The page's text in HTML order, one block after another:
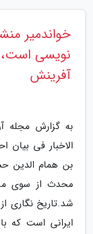
خواندمیر
نویسی است،
آفرینش
به گزارش مجله
الاخبار فی بیان
بن همام الدین
محدث از سوی
شد.تاریخ نگاری
ایرانی است که